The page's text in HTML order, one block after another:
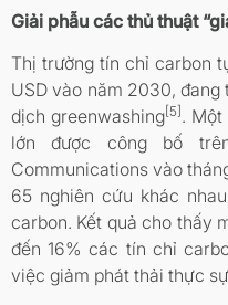
Giải phẫu các thủ thuật
Thị trường tín chỉ carbon
USD vào năm 2030,
dịch greenwashing[5] . Một
lớn được công bố
Communications vào
65 nghiên cứu khác
carbon. Kết quả cho thấy
đến 16% các tín chỉ
việc giảm phát thải thực